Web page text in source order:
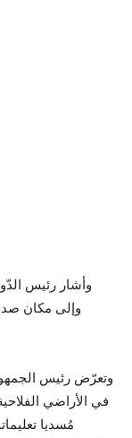
وأشار رئيس
وإلى مكان
وتعرّض رئيس
في الأراضي
مُسديا